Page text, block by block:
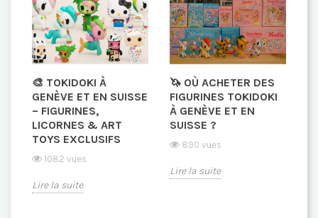
🎨 TOKIDOKI À
GENÈVE ET EN SUISSE
– FIGURINES,
LICORNES & ART
TOYS EXCLUSIFS
1082 vues
Lire la suite
🦄 OÙ ACHETER DES
FIGURINES TOKIDOKI
À GENÈVE ET EN
SUISSE ?
890 vues
Lire la suite